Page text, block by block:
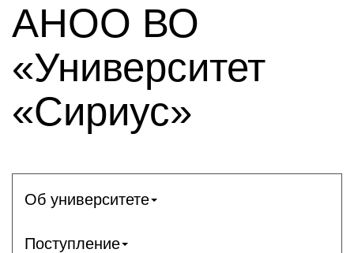
АНОО ВО
«Университет
«Сириус»
Об университете
Поступление